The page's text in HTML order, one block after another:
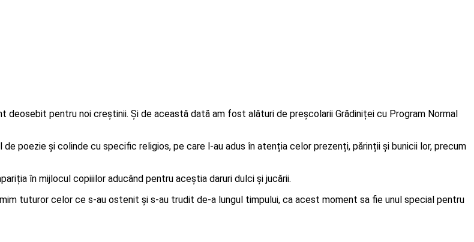
pentru noi creștinii. Și de această dată am fost alături de preșcolarii Grădiniței cu Program Normal
poezie și colinde cu specific religios, pe care l-au adus în atenția celor prezenți, părinții și bunicii lor, precum
în mijlocul copiiilor aducând pentru aceștia daruri dulci și jucării.
tuturor celor ce s-au ostenit și s-au trudit de-a lungul timpului, ca acest moment sa fie unul special pentru